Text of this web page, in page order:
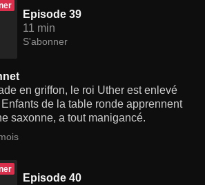
Episode 39
11 min
S'abonner
en griffon, le roi Uther est enlevé
de la table ronde apprennent
saxonne, a tout manigancé.
Episode 40